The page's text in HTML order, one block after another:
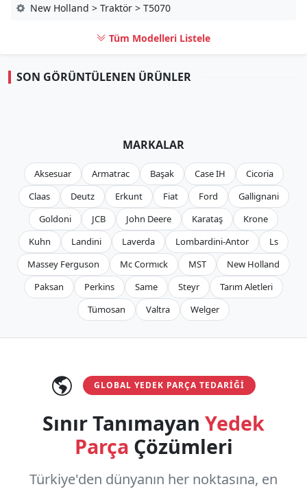
New Holland > Traktör > T5070
Tüm Modelleri Listele
SON GÖRÜNTÜLENEN ÜRÜNLER
MARKALAR
Aksesuar Armatrac Başak Case IH
Cicoria
Claas
Deutz Erkunt Fiat Ford
Gallignani
Goldoni
JCB John Deere Karataş
Krone
Kuhn
Landini Laverda Lombardini-Antor
Ls
Massey Ferguson
Mc Cormıck MST
New Holland
Paksan
Perkins Same Steyr
Tarım Aletleri
Tümosan
Valtra Welger
GLOBAL YEDEK PARÇA TEDARIĞI
Sınır Tanımayan Yedek
Parça Çözümleri
Türkiye'den dünyanın her noktasına, en